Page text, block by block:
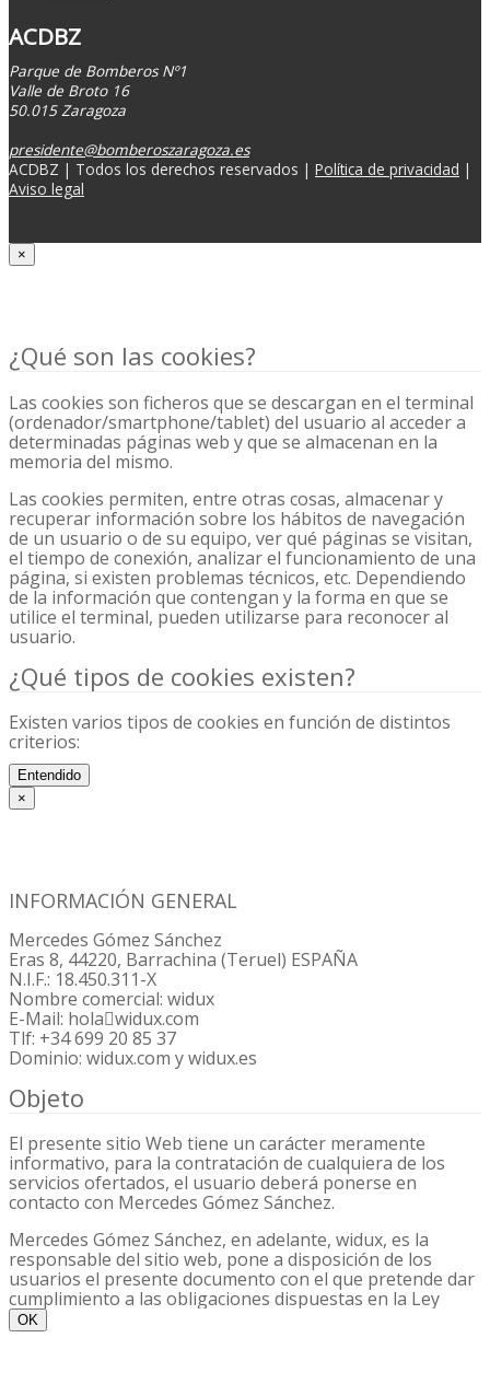
ACDBZ
Parque de Bomberos Nº1
Valle de Broto 16
50.015 Zaragoza
presidente@bomberoszaragoza.es
ACDBZ | Todos los derechos reservados | Política de privacidad |
Aviso legal
×
¿Qué son las cookies?
Las cookies son ficheros que se descargan en el terminal
(ordenador/smartphone/tablet) del usuario al acceder a
determinadas páginas web y que se almacenan en la
memoria del mismo.
Las cookies permiten, entre otras cosas, almacenar y
recuperar información sobre los hábitos de navegación
de un usuario o de su equipo, ver qué páginas se visitan,
el tiempo de conexión, analizar el funcionamiento de una
página, si existen problemas técnicos, etc. Dependiendo
de la información que contengan y la forma en que se
utilice el terminal, pueden utilizarse para reconocer al
usuario.
¿Qué tipos de cookies existen?
Existen varios tipos de cookies en función de distintos
criterios:
En función de la titularidad:
trate la información recabada.
En función de su finalidad:
Cookies técnicas y/o de personalización. Son
aquéllas que sirven para mejorar el servicio,
localizar incidencias, reconocer al usuario, etc.
Cookies de análisis y/o de publicidad. Son aquéllas
que sirven para analizar información sobre la
navegación y ofrecer publicidad, sea genérica o
personalizada.
Las cookies se utilizan para poder ofrecerle servicios
personalizados, para analizar el funcionamiento del
sistema, reconocerle cuando accede como usuario,
localizar incidencias y problemas que puedan surgir y
solventarlos en el menor plazo posible, así como analizar
y medir el uso y actividad de la página web.
¿Se necesita mi consentimiento para
implantar una cookie?
Entendido
×
INFORMACIÓN GENERAL
Mercedes Gómez Sánchez
Eras 8, 44220, Barrachina (Teruel) ESPAÑA
N.I.F.: 18.450.311-X
Nombre comercial: widux
E-Mail: hola widux.com
Tlf: +34 699 20 85 37
Dominio: widux.com y widux.es
Objeto
El presente sitio Web tiene un carácter meramente
informativo, para la contratación de cualquiera de los
servicios ofertados, el usuario deberá ponerse en
contacto con Mercedes Gómez Sánchez.
Mercedes Gómez Sánchez, en adelante, widux, es la
responsable del sitio web, pone a disposición de los
usuarios el presente documento con el que pretende dar
cumplimiento a las obligaciones dispuestas en la Ley
34/2002, de Servicios de la Sociedad de la Información y
del Comercio Electrónico (LSSI-CE), así como informar a
OK